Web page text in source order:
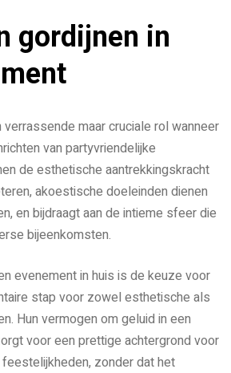
gordijnen in
maar cruciale rol wanneer
van partyvriendelijke
de esthetische aantrekkingskracht
akoestische doeleinden dienen
en bijdraagt aan de intieme sfeer die
bijeenkomsten.
evenement in huis is de keuze voor
stap voor zowel esthetische als
Hun vermogen om geluid in een
voor een prettige achtergrond voor
zonder dat het